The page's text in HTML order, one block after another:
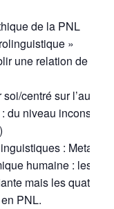
de la PNL
»
une relation de
centré sur l’autre
du niveau
: Meta-
humaine : les
mais les quatre
PNL.